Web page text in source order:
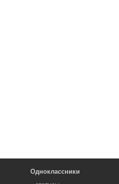
Одноклассники